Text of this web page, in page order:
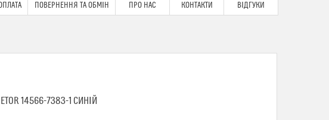
ПОВЕРНЕННЯ ТА ОБМІН ПРО НАС КОНТАКТИ ВІДГУКИ
14566-7383-1 СИНІЙ